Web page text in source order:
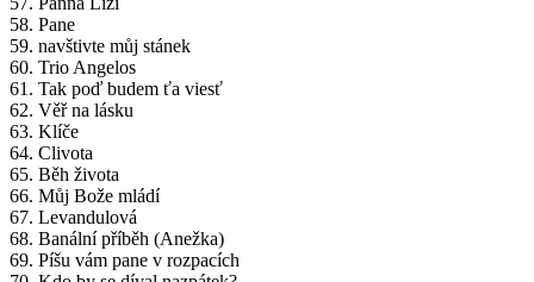
58. Pane
59. navštivte můj stánek
60. Trio Angelos
61. Tak poď budem ťa viesť
62. Věř na lásku
63. Klíče
64. Clivota
65. Běh života
66. Můj Bože mládí
67. Levandulová
68. Banální příběh (Anežka)
69. Píšu vám pane v rozpacích